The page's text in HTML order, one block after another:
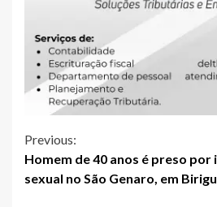
Continue
Reading
Previous:
Homem de 40 anos é preso
sexual no São Genaro, em